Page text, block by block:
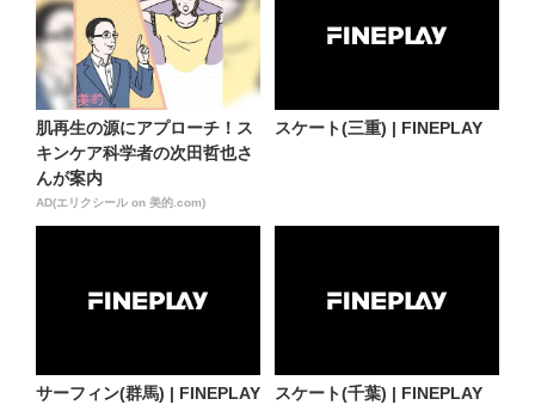
肌再生の源にアプローチ！ス
キンケア科学者の次田哲也さ
んが案内
AD(エリクシール on 美的.com)
スケート(三重) | FINEPLAY
サーフィン(群馬) | FINEPLAY スケート(千葉) | FINEPLAY